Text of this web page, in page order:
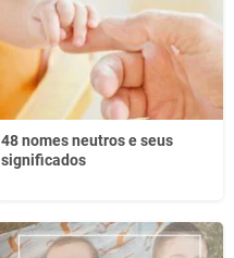
48 nomes neutros e seus
significados